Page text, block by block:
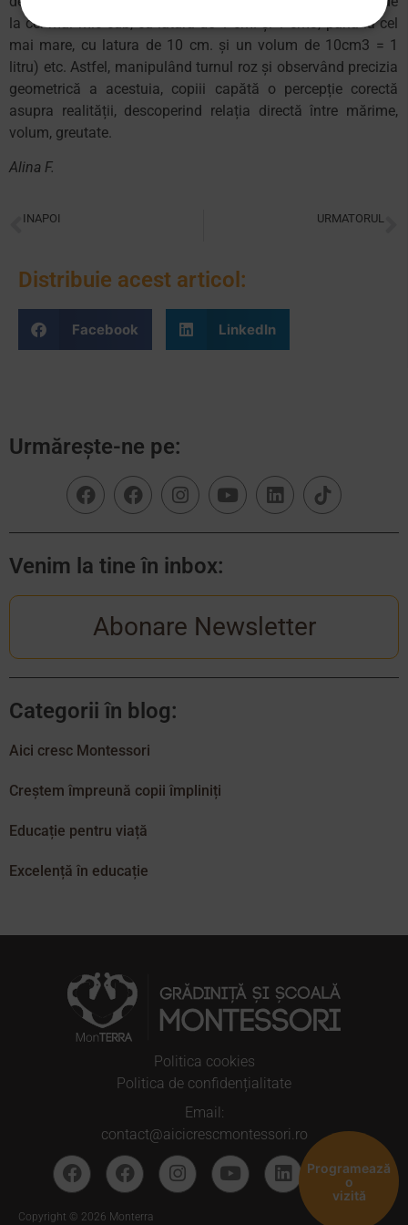
la cel mai mic cub, cu latura de 1 cm. și 1 cm3, până la cel
mai mare, cu latura de 10 cm. și un volum de 10cm3 = 1
litru) etc. Astfel, manipulând turnul roz și observând precizia
geometrică a acestuia, copiii capătă o percepție corectă
asupra realității, descoperind relația directă între mărime,
volum, greutate.
Alina F.
INAPOI URMATORUL
Distribuie acest articol:
Facebook LinkedIn
Urmărește-ne pe:
Venim la tine în inbox:
Abonare Newsletter
Categorii în blog:
Aici cresc Montessori
Creștem împreună copii împliniți
Educație pentru viață
Excelență în educație
Politica cookies
Politica de confidențialitate
Email:
contact@aicicrescmontessori.ro
Copyright © 2026 Monterra
Programează
o
vizită